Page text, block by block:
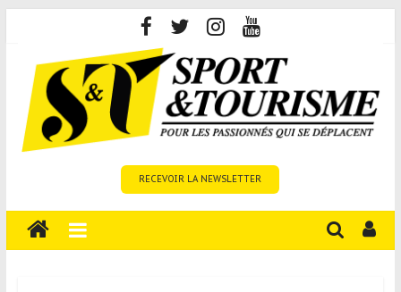
content
Tourisme
est
RECEVOIR LA NEWSLETTER